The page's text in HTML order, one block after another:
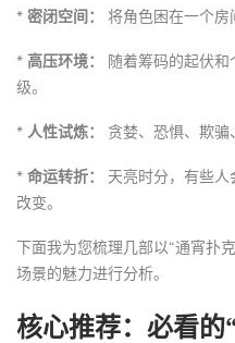
* 密闭空间： 将角色困在一个房
* 高压环境：
随着筹码的起伏
级。
* 人性试炼： 贪婪、恐惧、欺骗
* 命运转折：
天亮时分，有些
改变。
下面我为您梳理几部以“通宵扑
场景的魅力进行分析。
核心推荐：必看的